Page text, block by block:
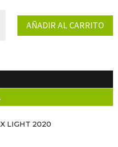
AÑADIR AL CARRITO
LIGHT 2020